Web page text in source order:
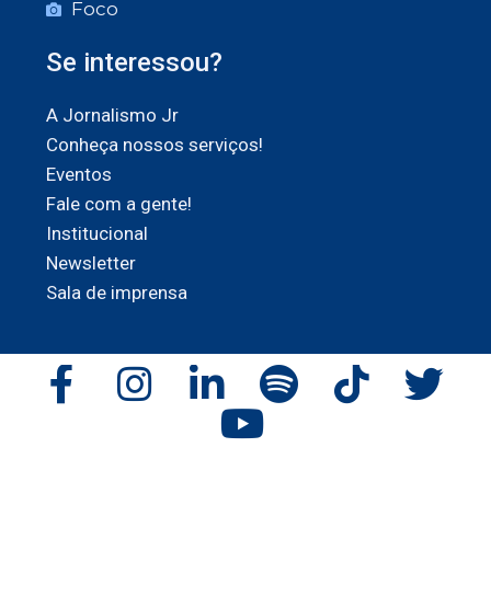
Foco
Se interessou?
A Jornalismo Jr
Conheça nossos serviços!
Eventos
Fale com a gente!
Institucional
Newsletter
Sala de imprensa